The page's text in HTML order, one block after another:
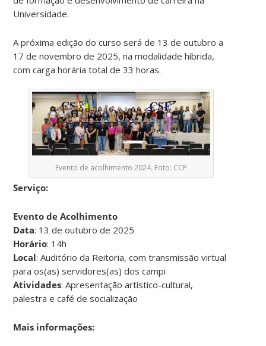
Universidade.
A próxima edição do curso será de 13 de outubro a
17 de novembro de 2025, na modalidade híbrida,
com carga horária total de 33 horas.
Evento de acolhimento 2024. Foto: CCP
Serviço:
Evento de Acolhimento
Data: 13 de outubro de 2025
Horário: 14h
Local: Auditório da Reitoria, com transmissão virtual
para os(as) servidores(as) dos campi
Atividades: Apresentação artístico-cultural,
palestra e café de socialização
Mais informações: